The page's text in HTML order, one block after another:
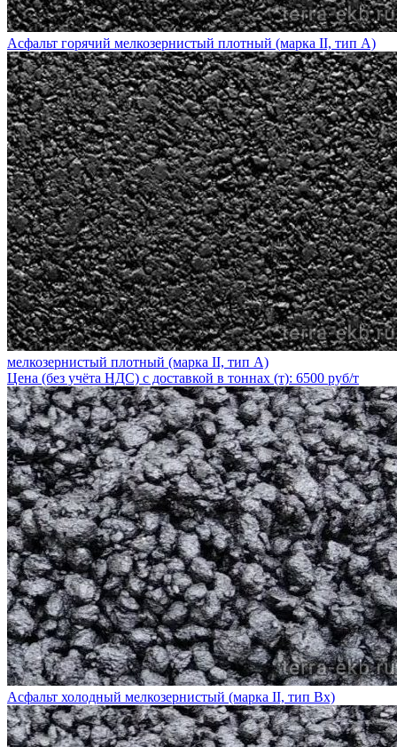
Асфальт горячий мелкозернистый плотный (марка II, тип А)
мелкозернистый плотный (марка II, тип А)
Цена (без учёта НДС) с доставкой в тоннах (т): 6500 руб/т
Асфальт холодный мелкозернистый (марка II, тип Вх)